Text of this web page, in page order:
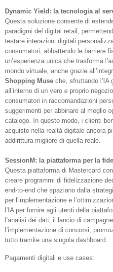
Dynamic Yield: la tecnologia al
Questa soluzione consente di
paradigmi del digital retail,
testare interazioni digitali
consumatori, abbattendo le barriere
un’esperienza unica che trasforma
mondo virtuale, anche grazie
Shopping Muse che, sfruttando l’IA
all’interno di un vero e proprio
consumatori in raccomandazioni
suggerimenti per abbinare al meglio
catalogo. In questo modo, i clienti
acquisto nella realtà digitale ancora
addirittura migliore di quella reale.
SessionM: la piattaforma per la
Questa piattaforma di Mastercard
creare programmi di fidelizzazione
end-to-end che spaziano dalla
per l'implementazione e
l’IA per fornire agli utenti della
l’analisi dei dati, il lancio di
l’implementazione di concorsi,
tutto tramite una singola dashboard.
Pagamenti digitali e use cases: